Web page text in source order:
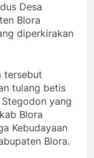
Desa
Blora
diperkirakan
tersebut
tulang betis
yang
Blora
Kebudayaan
Blora.